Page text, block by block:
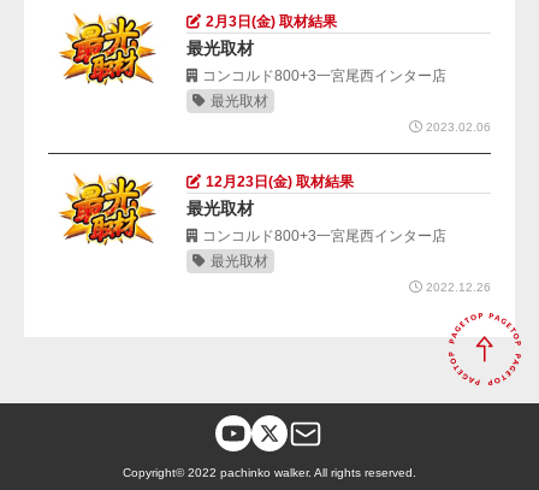
2月3日(金) 取材結果
最光取材
コンコルド800+3一宮尾西インター店
最光取材
2023.02.06
12月23日(金) 取材結果
最光取材
コンコルド800+3一宮尾西インター店
最光取材
2022.12.26
Copyright© 2022 pachinko walker. All rights reserved.